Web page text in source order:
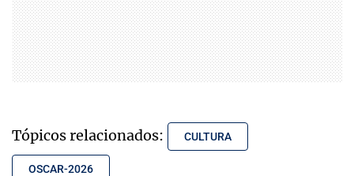
Tópicos relacionados: CULTURA
OSCAR-2026